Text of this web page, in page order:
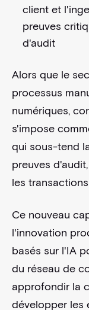
client et
preuves
d'audit
Alors que le
processus
numériques,
s'impose
qui sous-tend
preuves
les
Ce nouveau
l'innovation
basés sur l'IA
du réseau de
approfondir la
développer les